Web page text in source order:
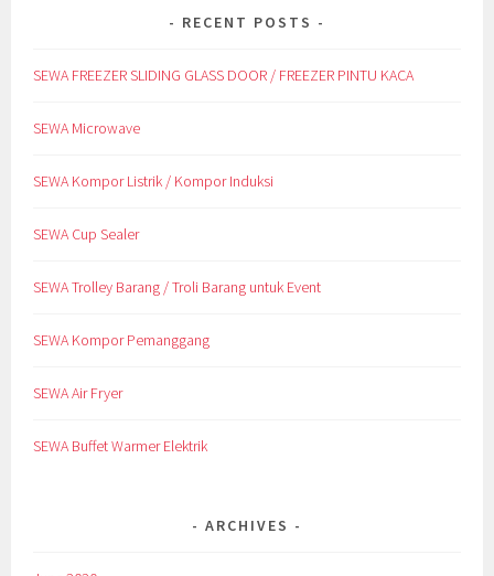
RECENT POSTS
SEWA FREEZER SLIDING GLASS DOOR / FREEZER PINTU KACA
SEWA Microwave
SEWA Kompor Listrik / Kompor Induksi
SEWA Cup Sealer
SEWA Trolley Barang / Troli Barang untuk Event
SEWA Kompor Pemanggang
SEWA Air Fryer
SEWA Buffet Warmer Elektrik
ARCHIVES